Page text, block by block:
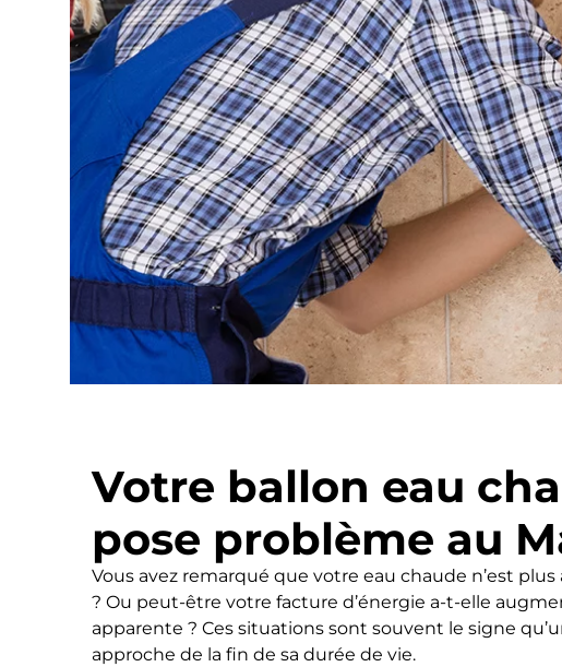
Votre ballon eau
pose problème au
Vous avez remarqué que votre eau chaude n’est
? Ou peut-être votre facture d’énergie a-t-elle
apparente ? Ces situations sont souvent le signe
approche de la fin de sa durée de vie.